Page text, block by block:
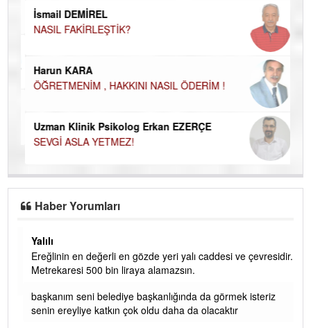
İsmail DEMİREL
NASIL FAKİRLEŞTİK?
Harun KARA
ÖĞRETMENİM , HAKKINI NASIL ÖDERİM !
Uzman Klinik Psikolog Erkan EZERÇE
SEVGİ ASLA YETMEZ!
Haber Yorumları
Yalılı
Ereğlinin en değerli en gözde yeri yalı caddesi ve çevresidir.
Metrekaresi 500 bin liraya alamazsın.
başkanım seni belediye başkanlığında da görmek isteriz
senin ereyliye katkın çok oldu daha da olacaktır